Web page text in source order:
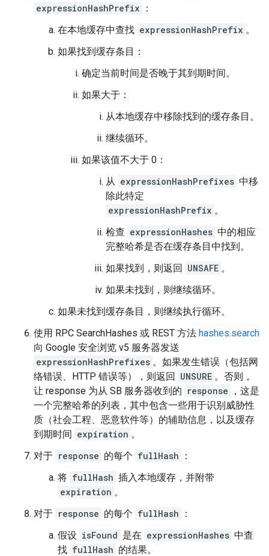
expressionHashPrefix
：
在本地缓存中查找 expressionHashPrefix 。
如果找到缓存条目：
确定当前时间是否晚于其到期时间。
如果大于：
从本地缓存中移除找到的缓存条目。
继续循环。
如果该值不大于 0：
从 expressionHashPrefixes 中移
除此特定
expressionHashPrefix 。
检查 expressionHashes 中的相应
完整哈希是否在缓存条目中找到。
如果找到，则返回 UNSAFE 。
如果未找到，则继续循环。
如果未找到缓存条目，则继续执行循环。
使用 RPC SearchHashes 或 REST 方法 hashes.search
向 Google 安全浏览 v5 服务器发送
expressionHashPrefixes 。如果发生错误（包括网
络错误、HTTP 错误等），则返回 UNSURE 。否则，
让 response 为从 SB 服务器收到的 response
，这是
一个完整哈希的列表，其中包含一些用于识别威胁性
质（社会工程、恶意软件等）的辅助信息，以及缓存
到期时间 expiration 。
对于 response 的每个 fullHash
：
将 fullHash 插入本地缓存，并附带
expiration 。
对于 response 的每个 fullHash
：
假设 isFound 是在 expressionHashes 中查
找 fullHash 的结果。